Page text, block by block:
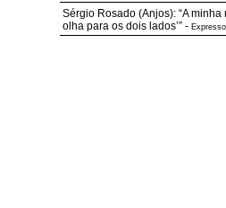
Sérgio Rosado (Anjos): “A
olha para os dois lados’” - Expresso